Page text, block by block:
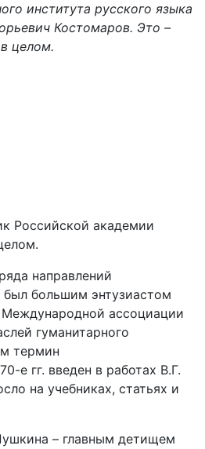
института русского языка
Костомаров. Это –
целом.
Российской академии
направлений
большим энтузиастом
Международной ассоциации
гуманитарного
термин
е гг. введен в работах В.Г.
на учебниках, статьях и
– главным детищем